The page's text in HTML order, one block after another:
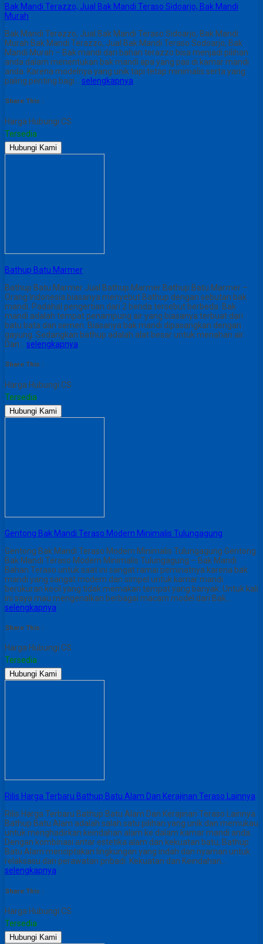
Bak Mandi Terazzo, Jual Bak Mandi Teraso Sidoarjo, Bak Mandi
Murah
Bak Mandi Terazzo, Jual Bak Mandi Teraso Sidoarjo, Bak Mandi
Murah Bak Mandi Terazzo, Jual Bak Mandi Teraso Sodoarjo, Bak
Mandi Murah – Bak mandi dari bahan terazzo bisa menjadi pilihan
anda dalam menentukan bak mandi apa yang pas di kamar mandi
anda. Karena modelnya yang unik tapi tetap minimalis serta yang
paling penting bagi… selengkapnya
Share This :
Harga Hubungi CS
Tersedia
Hubungi Kami
Bathup Batu Marmer
Bathup Batu Marmer Jual Bathup Marmer Bathup Batu Marmer –
Orang Indonesia biasanya menyebut Bathup dengan sebutan bak
mandi. Padahal pengertian dari 2 benda tersebut berbeda. Bak
mandi adalah tempat penampung air yang biasanya terbuat dari
batu bata dan semen. Biasanya bak mandi dipasangkan dengan
gayung. Sedangkan bathup adalah alat besar untuk menahan air.
Dan… selengkapnya
Share This :
Harga Hubungi CS
Tersedia
Hubungi Kami
Gentong Bak Mandi Teraso Modern Minimalis Tulungagung
Gentong Bak Mandi Teraso Modern Minimalis Tulungagung Gentong
Bak Mandi Teraso Modern Minimalis Tulungagung – Bak Mandi
Bahan Teraso untuk saat ini sangat ramai peminatnya karena bak
mandi yang sangat modern dan simpel untuk kamar mandi
berukuran kecil yang tidak memakan tempat yang banyak. Untuk kali
ini saya mau mengenalkan berbagai macam model dari Bak…
selengkapnya
Share This :
Harga Hubungi CS
Tersedia
Hubungi Kami
Rilis Harga Terbaru Bathup Batu Alam Dan Kerajinan Teraso Lainnya
Rilis Harga Terbaru Bathup Batu Alam Dan Kerajinan Teraso Lainnya
Bathup Batu Alam adalah salah satu pilihan yang unik dan memukau
untuk menghadirkan keindahan alam ke dalam kamar mandi anda.
Dengan kombinasi antar estetika alam dan kekuatan batu, Bathup
Batu Alam menciptakan lingkungan yang indah dan nyaman untuk
relaksasu dan perawatan pribadi. Kekuatan dan Keindahan…
selengkapnya
Share This :
Harga Hubungi CS
Tersedia
Hubungi Kami